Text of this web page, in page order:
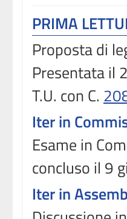
PRIMA
Proposta di
Presentata il
T.U. con C.
Iter in
Esame in
concluso il 9
Iter in